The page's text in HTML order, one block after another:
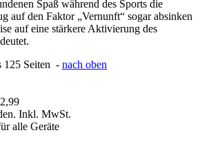
Spaß während des Sports die
auf den Faktor „Vernunft“ sogar absinken
auf eine stärkere Aktivierung des
125 Seiten - nach oben
Inkl. MwSt.
alle Geräte